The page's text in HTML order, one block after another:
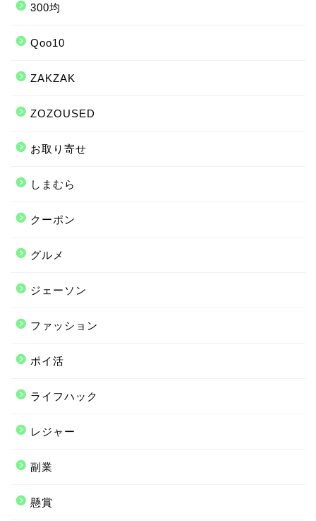
300均
Qoo10
ZAKZAK
ZOZOUSED
お取り寄せ
しまむら
クーポン
グルメ
ジェーソン
ファッション
ポイ活
ライフハック
レジャー
副業
懸賞